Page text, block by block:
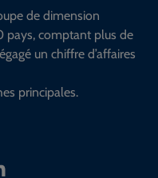
de dimension
pays, comptant plus de
un chiffre d’affaires
principales.